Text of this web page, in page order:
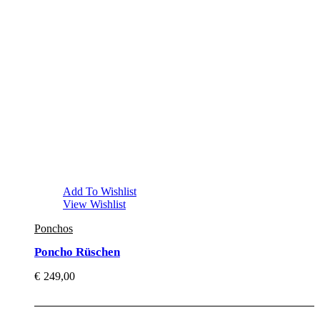
Add To Wishlist
View Wishlist
Ponchos
Poncho Rüschen
€ 249,00